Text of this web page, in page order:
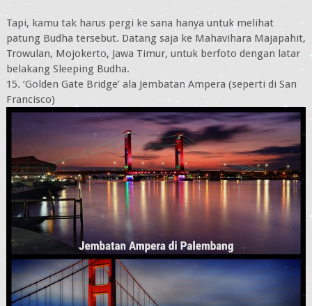
Tapi, kamu tak harus pergi ke sana hanya untuk melihat
patung Budha tersebut. Datang saja ke Mahavihara Majapahit,
Trowulan, Mojokerto, Jawa Timur, untuk berfoto dengan latar
belakang Sleeping Budha.
15. ‘Golden Gate Bridge’ ala Jembatan Ampera (seperti di San
Francisco)